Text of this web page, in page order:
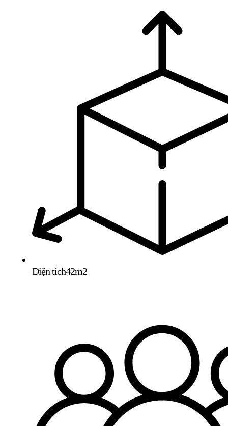
Diện tích42m2